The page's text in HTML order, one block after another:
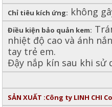
Chỉ tiêu kích ứng: không
Điều kiện bảo quản kem:
nhiệt độ cao và ánh
tay trẻ em.
Đậy nắp kín sau khi sử
SẢN XUẤT :Công ty LINH CHI